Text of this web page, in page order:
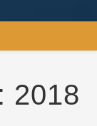
2018